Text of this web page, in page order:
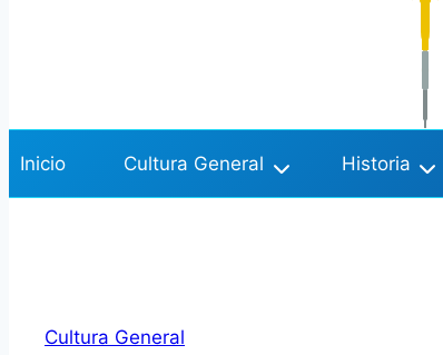
Inicio Cultura General Historia
Cultura General